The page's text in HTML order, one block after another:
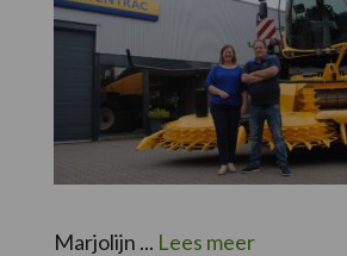
Marjolijn ... Lees meer